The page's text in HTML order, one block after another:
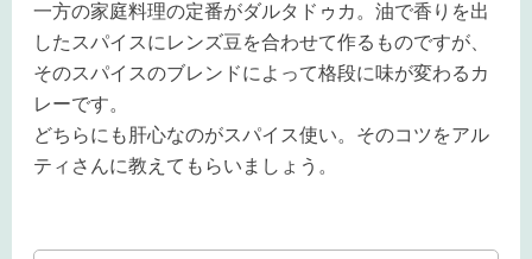
一方の家庭料理の定番がダルタドゥカ。油で香りを出
したスパイスにレンズ豆を合わせて作るものですが、
そのスパイスのブレンドによって格段に味が変わるカ
レーです。
どちらにも肝心なのがスパイス使い。そのコツをアル
ティさんに教えてもらいましょう。